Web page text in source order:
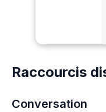
Raccourcis
Conversation